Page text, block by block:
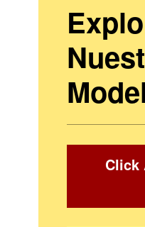
Click